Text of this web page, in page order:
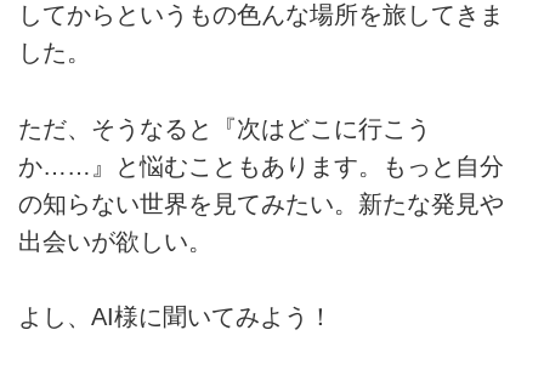
してからというもの色んな場所を旅してきま
した。
ただ、そうなると『次はどこに行こう
か……』と悩むこともあります。もっと自分
の知らない世界を見てみたい。新たな発見や
出会いが欲しい。
よし、AI様に聞いてみよう！